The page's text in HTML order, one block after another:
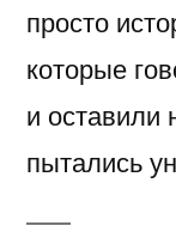
просто
которые
и оставили
пытались